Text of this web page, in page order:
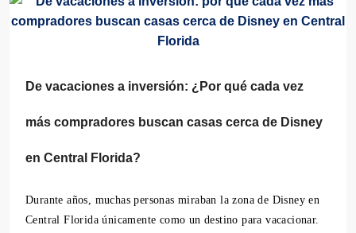
De vacaciones a inversión: ¿Por qué cada vez
más compradores buscan casas cerca de Disney
en Central Florida?
Durante años, muchas personas miraban la zona de Disney en
Central Florida únicamente como un destino para vacacionar.